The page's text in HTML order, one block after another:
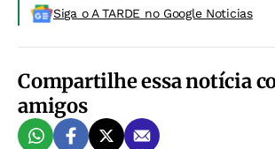
Siga o A TARDE no Google Noticias
Compartilhe essa notícia
amigos